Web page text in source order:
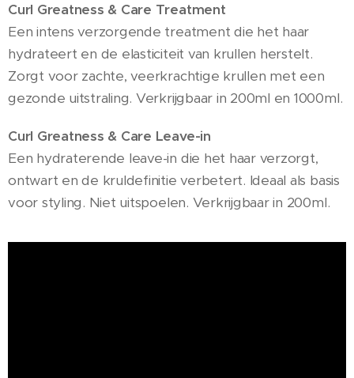
Curl Greatness & Care Treatment
Een intens verzorgende treatment die het haar
hydrateert en de elasticiteit van krullen herstelt.
Zorgt voor zachte, veerkrachtige krullen met een
gezonde uitstraling. Verkrijgbaar in 200ml en 1000ml.
Curl Greatness & Care Leave-in
Een hydraterende leave-in die het haar verzorgt,
ontwart en de kruldefinitie verbetert. Ideaal als basis
voor styling. Niet uitspoelen. Verkrijgbaar in 200ml.